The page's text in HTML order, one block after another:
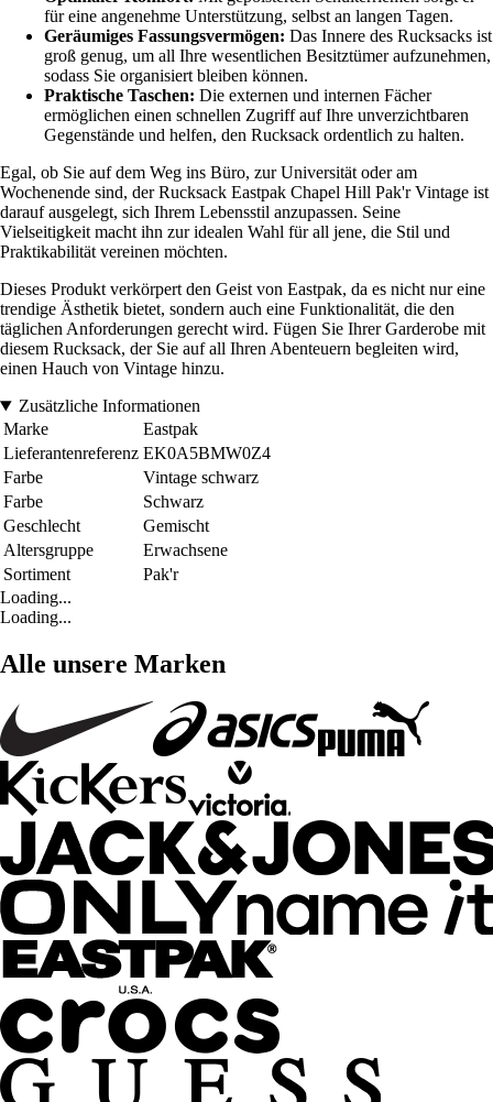
für eine angenehme Unterstützung, selbst an langen Tagen.
Geräumiges Fassungsvermögen: Das Innere des Rucksacks ist
groß genug, um all Ihre wesentlichen Besitztümer aufzunehmen,
sodass Sie organisiert bleiben können.
Praktische Taschen: Die externen und internen Fächer
ermöglichen einen schnellen Zugriff auf Ihre unverzichtbaren
Gegenstände und helfen, den Rucksack ordentlich zu halten.
Egal, ob Sie auf dem Weg ins Büro, zur Universität oder am
Wochenende sind, der Rucksack Eastpak Chapel Hill Pak'r Vintage ist
darauf ausgelegt, sich Ihrem Lebensstil anzupassen. Seine
Vielseitigkeit macht ihn zur idealen Wahl für all jene, die Stil und
Praktikabilität vereinen möchten.
Dieses Produkt verkörpert den Geist von Eastpak, da es nicht nur eine
trendige Ästhetik bietet, sondern auch eine Funktionalität, die den
täglichen Anforderungen gerecht wird. Fügen Sie Ihrer Garderobe mit
diesem Rucksack, der Sie auf all Ihren Abenteuern begleiten wird,
einen Hauch von Vintage hinzu.
Zusätzliche Informationen
Marke
Eastpak
Lieferantenreferenz EK0A5BMW0Z4
Farbe
Vintage schwarz
Farbe
Schwarz
Geschlecht
Gemischt
Altersgruppe
Erwachsene
Sortiment
Pak'r
Loading...
Loading...
Alle unsere Marken